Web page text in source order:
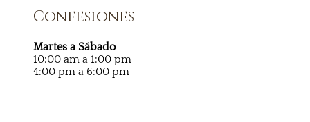
Confesiones
Martes a Sábado
10:00 am a 1:00 pm
4:00 pm a 6:00 pm